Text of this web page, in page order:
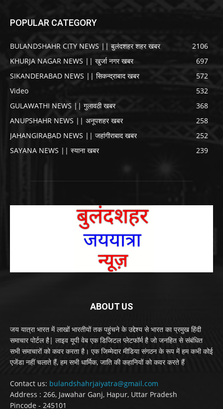
POPULAR CATEGORY
BULANDSHAHR CITY NEWS || बुलंदशहर शहर खबर
2106
KHURJA NAGAR NEWS || खुर्जा नगर खबर
697
SIKANDERABAD NEWS || सिकन्द्राबाद खबर
572
Video
532
GULAWATHI NEWS || गुलावठी खबर
368
ANUPSHAHR NEWS || अनूपशहर खबर
258
JAHANGIRABAD NEWS || जहांगीराबाद खबर
252
SAYANA NEWS || स्याना खबर
239
ABOUT US
जय यात्रा भारत में लाखों भारतीयों तक पहुंचने के उद्देश्य से भारत का प्रमुख हिंदी
समाचार पोर्टल है| लाइव यूपी वेब एक डिजिटल प्लेटफॉर्म है जो जनहित से संबंधित
सभी समाचारों को कवर करता है। एक जिम्मेदार मीडिया संगठन के रूप में हम कभी कोई
एजेंडा नहीं चलाते हैं, हम सभी धार्मिक, जाति की कहानियों को कवर करते हैं
Contact us: bulandshahrjaiyatra@gmail.com
Address : 266, Jawahar Ganj, Hapur, Uttar Pradesh
Pincode - 245101